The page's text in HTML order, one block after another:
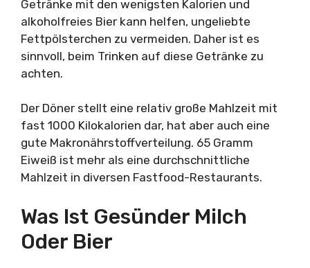
Getränke mit den wenigsten Kalorien und
alkoholfreies Bier kann helfen, ungeliebte
Fettpölsterchen zu vermeiden. Daher ist es
sinnvoll, beim Trinken auf diese Getränke zu
achten.
Der Döner stellt eine relativ große Mahlzeit mit
fast 1000 Kilokalorien dar, hat aber auch eine
gute Makronährstoffverteilung. 65 Gramm
Eiweiß ist mehr als eine durchschnittliche
Mahlzeit in diversen Fastfood-Restaurants.
Was Ist Gesünder Milch
Oder Bier